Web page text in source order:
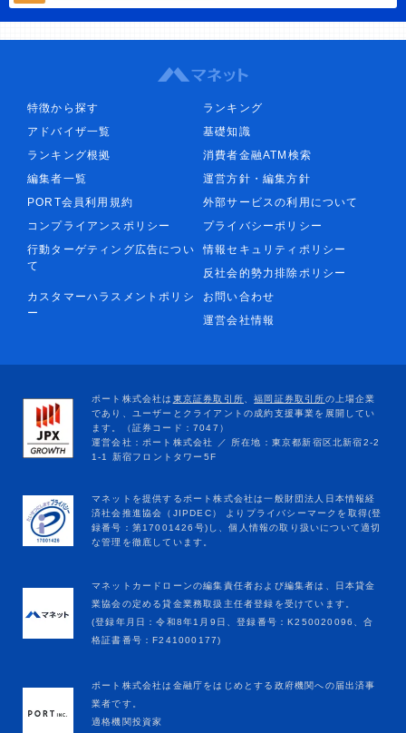
特徴から探す
ランキング
アドバイザ一覧
基礎知識
ランキング根拠
消費者金融ATM検索
編集者一覧
運営方針・編集方針
PORT会員利用規約
外部サービスの利用について
コンプライアンスポリシー
プライバシーポリシー
行動ターゲティング広告につい
て
情報セキュリティポリシー
反社会的勢力排除ポリシー
カスタマーハラスメントポリシ
ー
お問い合わせ
運営会社情報
マネットカードローンの編集責任者および編集者は、日本貸金
業協会の定める貸金業務取扱主任者登録を受けています。
(登録年月日：令和8年1月9日、登録番号：K250020096、合
格証書番号：F241000177)
ポート株式会社は金融庁をはじめとする政府機関への届出済事
業者です。
適格機関投資家